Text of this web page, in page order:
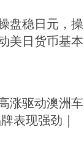
盘稳日元，操
美日货币基本
涨驱动澳洲车
表现强劲｜